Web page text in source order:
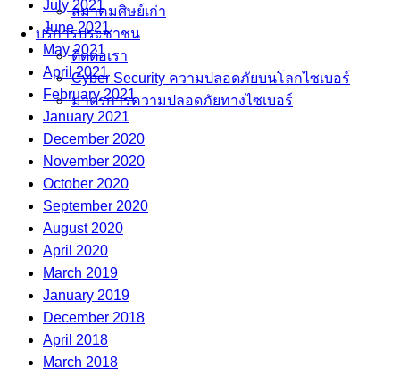
สมาคมศิษย์เก่า
บริการประชาชน
ติดต่อเรา
Cyber Security ความปลอดภัยบนโลกไซเบอร์
มาตรการความปลอดภัยทางไซเบอร์
July 2021
June 2021
May 2021
April 2021
February 2021
January 2021
December 2020
November 2020
October 2020
September 2020
August 2020
April 2020
March 2019
January 2019
December 2018
April 2018
March 2018